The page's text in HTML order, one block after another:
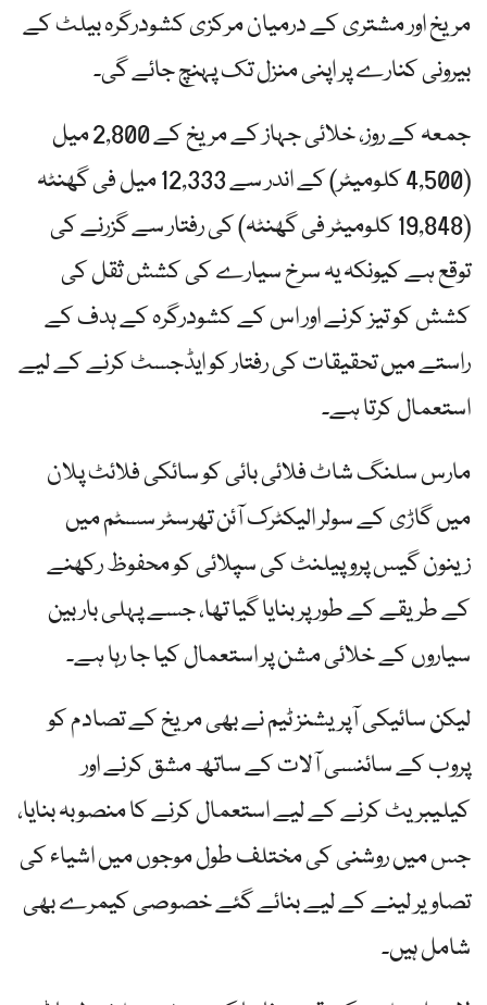
مریخ اور مشتری کے درمیان مرکزی کشودرگرہ بیلٹ کے
بیرونی کنارے پر اپنی منزل تک پہنچ جائے گی۔
جمعہ کے روز، خلائی جہاز کے مریخ کے 2,800 میل
(4,500 کلومیٹر) کے اندر سے 12,333 میل فی گھنٹہ
(19,848 کلومیٹر فی گھنٹہ) کی رفتار سے گزرنے کی
توقع ہے کیونکہ یہ سرخ سیارے کی کشش ثقل کی
کشش کو تیز کرنے اور اس کے کشودرگرہ کے ہدف کے
راستے میں تحقیقات کی رفتار کو ایڈجسٹ کرنے کے لیے
استعمال کرتا ہے۔
مارس سلنگ شاٹ فلائی بائی کو سائکی فلائٹ پلان
میں گاڑی کے سولر الیکٹرک آئن تھرسٹر سسٹم میں
زینون گیس پروپیلنٹ کی سپلائی کو محفوظ رکھنے
کے طریقے کے طور پر بنایا گیا تھا، جسے پہلی بار بین
سیاروں کے خلائی مشن پر استعمال کیا جا رہا ہے۔
لیکن سائیکی آپریشنز ٹیم نے بھی مریخ کے تصادم کو
پروب کے سائنسی آلات کے ساتھ مشق کرنے اور
کیلیبریٹ کرنے کے لیے استعمال کرنے کا منصوبہ بنایا،
جس میں روشنی کی مختلف طول موجوں میں اشیاء کی
تصاویر لینے کے لیے بنائے گئے خصوصی کیمرے بھی
شامل ہیں۔